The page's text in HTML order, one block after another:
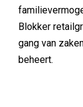
Blokker
gang van
beheert.